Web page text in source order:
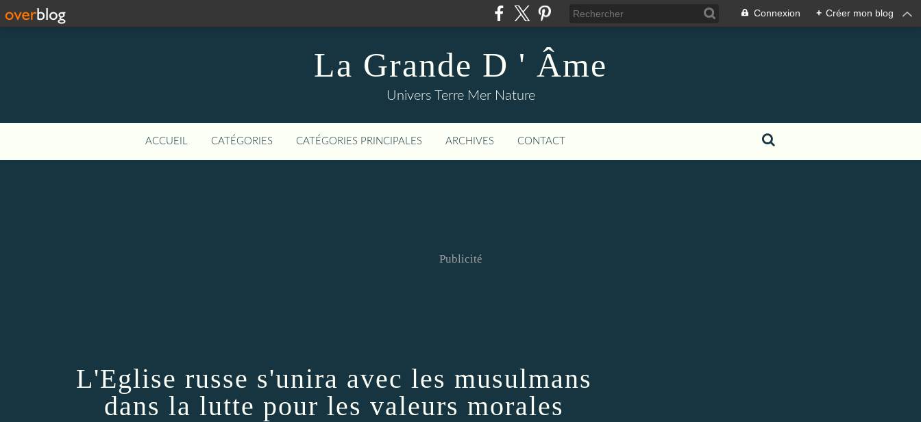
Connexion + Créer mon blog
La Grande D ' Âme
Univers Terre Mer Nature
ACCUEIL CATÉGORIES CATÉGORIES PRINCIPALES ARCHIVES CONTACT
Publicité
L'Eglise russe s'unira avec les musulmans
dans la lutte pour les valeurs morales